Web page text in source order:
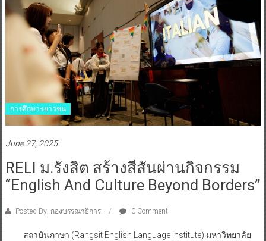
การศึกษา-เยาวชน
June 27, 2025
RELI ม.รังสิต สร้างสีสันผ่านกิจกรรม
“English And Culture Beyond Borders”
Posted By: กองบรรณาธิการ 0 Comment
สถาบันภาษา (Rangsit English Language Institute) มหาวิทยาลัย